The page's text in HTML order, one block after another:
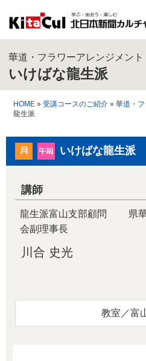
華道・フラワーアレンジメント
いけばな龍生派
HOME »受講コースのご紹介 »華道・
龍生派
いけばな龍生派
講師
龍生派富山支部顧問 県華
会副理事長
川合 史光
教室／富